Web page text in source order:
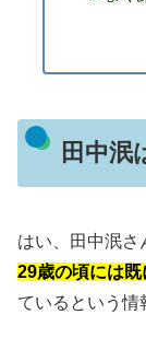
田中泯
はい、田中泯さ
29歳の頃には既
ているという情